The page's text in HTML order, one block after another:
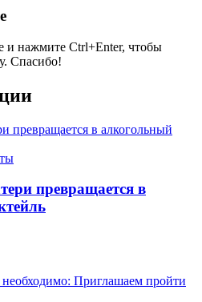
и нажмите Ctrl+Enter, чтобы
Спасибо!
превращается в